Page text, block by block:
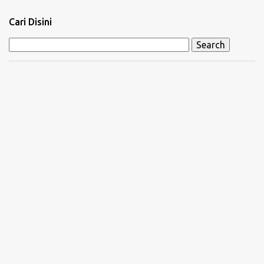
n
s
Cari Disini